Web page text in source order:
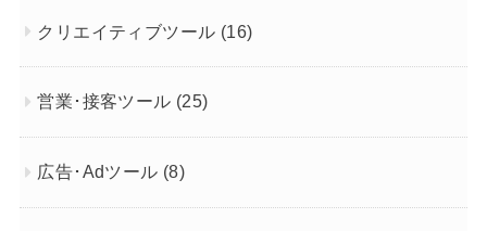
クリエイティブツール (16)
営業･接客ツール (25)
広告･Adツール (8)